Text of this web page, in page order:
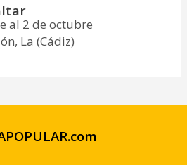
al 2 de octubre
La (Cádiz)